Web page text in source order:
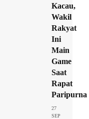
Kacau,
Wakil
Rakyat
Ini
Main
Game
Saat
Rapat
Paripurna
27
SEP